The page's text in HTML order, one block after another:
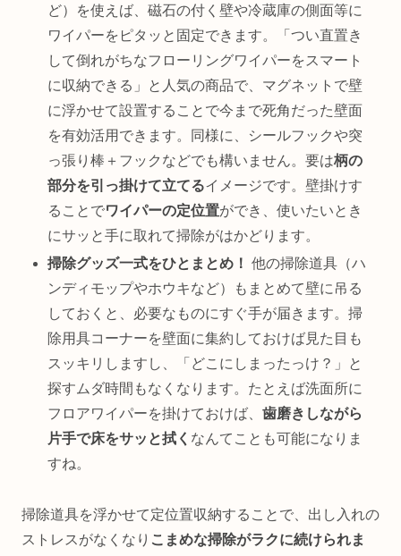
ど）を使えば、磁石の付く壁や冷蔵庫の側面等に
ワイパーをピタッと固定できます。「つい直置き
して倒れがちなフローリングワイパーをスマート
に収納できる」と人気の商品で、マグネットで壁
に浮かせて設置することで今まで死角だった壁面
を有効活用できます。同様に、シールフックや突
っ張り棒＋フックなどでも構いません。要は柄の
部分を引っ掛けて立てるイメージです。壁掛けす
ることでワイパーの定位置ができ、使いたいとき
にサッと手に取れて掃除がはかどります。
掃除グッズ一式をひとまとめ！ 他の掃除道具（ハ
ンディモップやホウキなど）もまとめて壁に吊る
しておくと、必要なものにすぐ手が届きます。掃
除用具コーナーを壁面に集約しておけば見た目も
スッキリしますし、「どこにしまったっけ？」と
探すムダ時間もなくなります。たとえば洗面所に
フロアワイパーを掛けておけば、歯磨きしながら
片手で床をサッと拭く なんてことも可能になりま
すね。
掃除道具を浮かせて定位置収納することで、出し入れの
ストレスがなくなり こまめな掃除がラクに続けられま